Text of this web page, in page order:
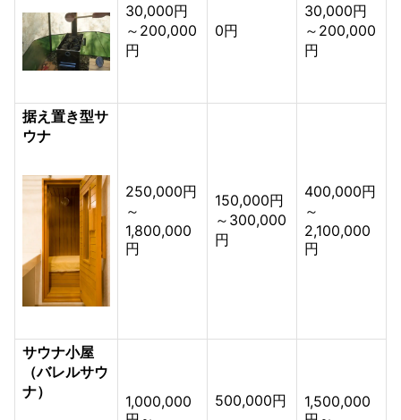
30,000円
～200,000
円
0円
30,000円
～200,000
円
据え置き型サ
ウナ
250,000円
～
1,800,000
円
150,000円
～300,000
円
400,000円
～
2,100,000
円
サウナ小屋
（バレルサウ
ナ）
1,000,000
500,000円
1,500,000